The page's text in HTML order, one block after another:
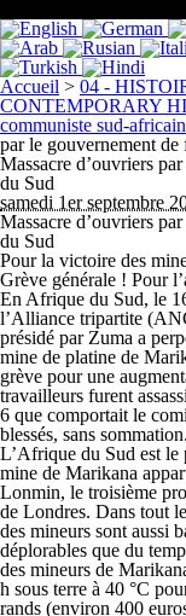
Accueil > 04 -
CONTEMPORARY
communiste sud-
par le gouvernement
Massacre d’ouvriers
du Sud
samedi 1er septembre
Massacre d’ouvriers
du Sud
Pour la victoire des
Grève générale ! Pour
En Afrique du Sud, le
l’Alliance tripartite
présidé par Zuma a
mine de platine de
grève pour une
travailleurs furent
6 que comportait le
blessés, sans sommation.
L’Afrique du Sud est le
mine de Marikana
Lonmin, le troisième
de Londres. Dans tout
des mineurs sont aussi
déplorables que du
des mineurs de
h sous terre à 40 °C
rands (environ 400